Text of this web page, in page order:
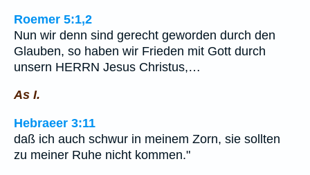
Roemer 5:1,2
Nun wir denn sind gerecht geworden durch den
Glauben, so haben wir Frieden mit Gott durch
unsern HERRN Jesus Christus,…
As I.
Hebraeer 3:11
daß ich auch schwur in meinem Zorn, sie sollten
zu meiner Ruhe nicht kommen."